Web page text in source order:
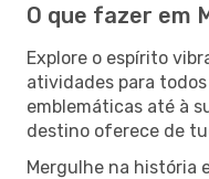
O que fazer em
Explore o espírito
atividades para
emblemáticas até à
destino oferece de
Mergulhe na história